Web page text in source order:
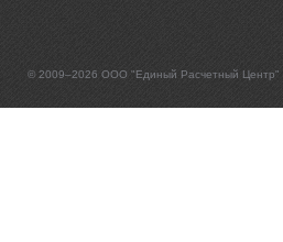
© 2009–2026 ООО "Единый Расчетный Центр"